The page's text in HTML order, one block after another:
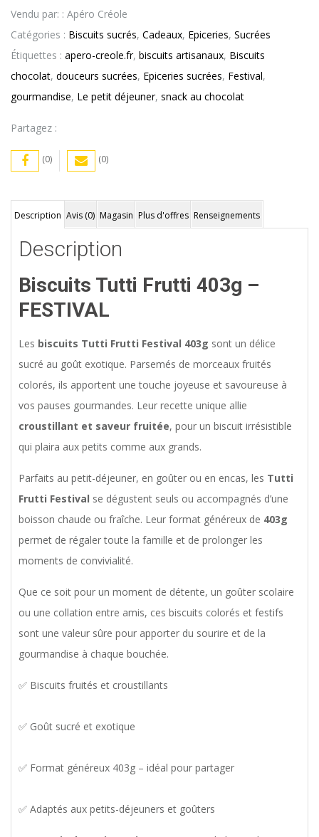
–
FESTIVAL
Vendu par: : Apéro Créole
Catégories : Biscuits sucrés, Cadeaux, Epiceries, Sucrées
Étiquettes : apero-creole.fr, biscuits artisanaux, Biscuits
chocolat, douceurs sucrées, Epiceries sucrées, Festival,
gourmandise, Le petit déjeuner, snack au chocolat
Partagez :
(0) (0)
Description Avis (0) Magasin Plus d'offres Renseignements
Description
Biscuits Tutti Frutti 403g –
FESTIVAL
Les biscuits Tutti Frutti Festival 403g sont un délice
sucré au goût exotique. Parsemés de morceaux fruités
colorés, ils apportent une touche joyeuse et savoureuse à
vos pauses gourmandes. Leur recette unique allie
croustillant et saveur fruitée, pour un biscuit irrésistible
qui plaira aux petits comme aux grands.
Parfaits au petit-déjeuner, en goûter ou en encas, les Tutti
Frutti Festival se dégustent seuls ou accompagnés d’une
boisson chaude ou fraîche. Leur format généreux de 403g
permet de régaler toute la famille et de prolonger les
moments de convivialité.
Que ce soit pour un moment de détente, un goûter scolaire
ou une collation entre amis, ces biscuits colorés et festifs
sont une valeur sûre pour apporter du sourire et de la
gourmandise à chaque bouchée.
✅ Biscuits fruités et croustillants
✅ Goût sucré et exotique
✅ Format généreux 403g – idéal pour partager
✅ Adaptés aux petits-déjeuners et goûters